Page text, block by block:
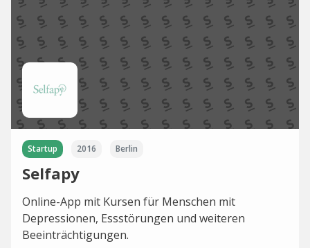
Startup 2016 Berlin
Selfapy
Online-App mit Kursen für Menschen mit
Depressionen, Essstörungen und weiteren
Beeinträchtigungen.